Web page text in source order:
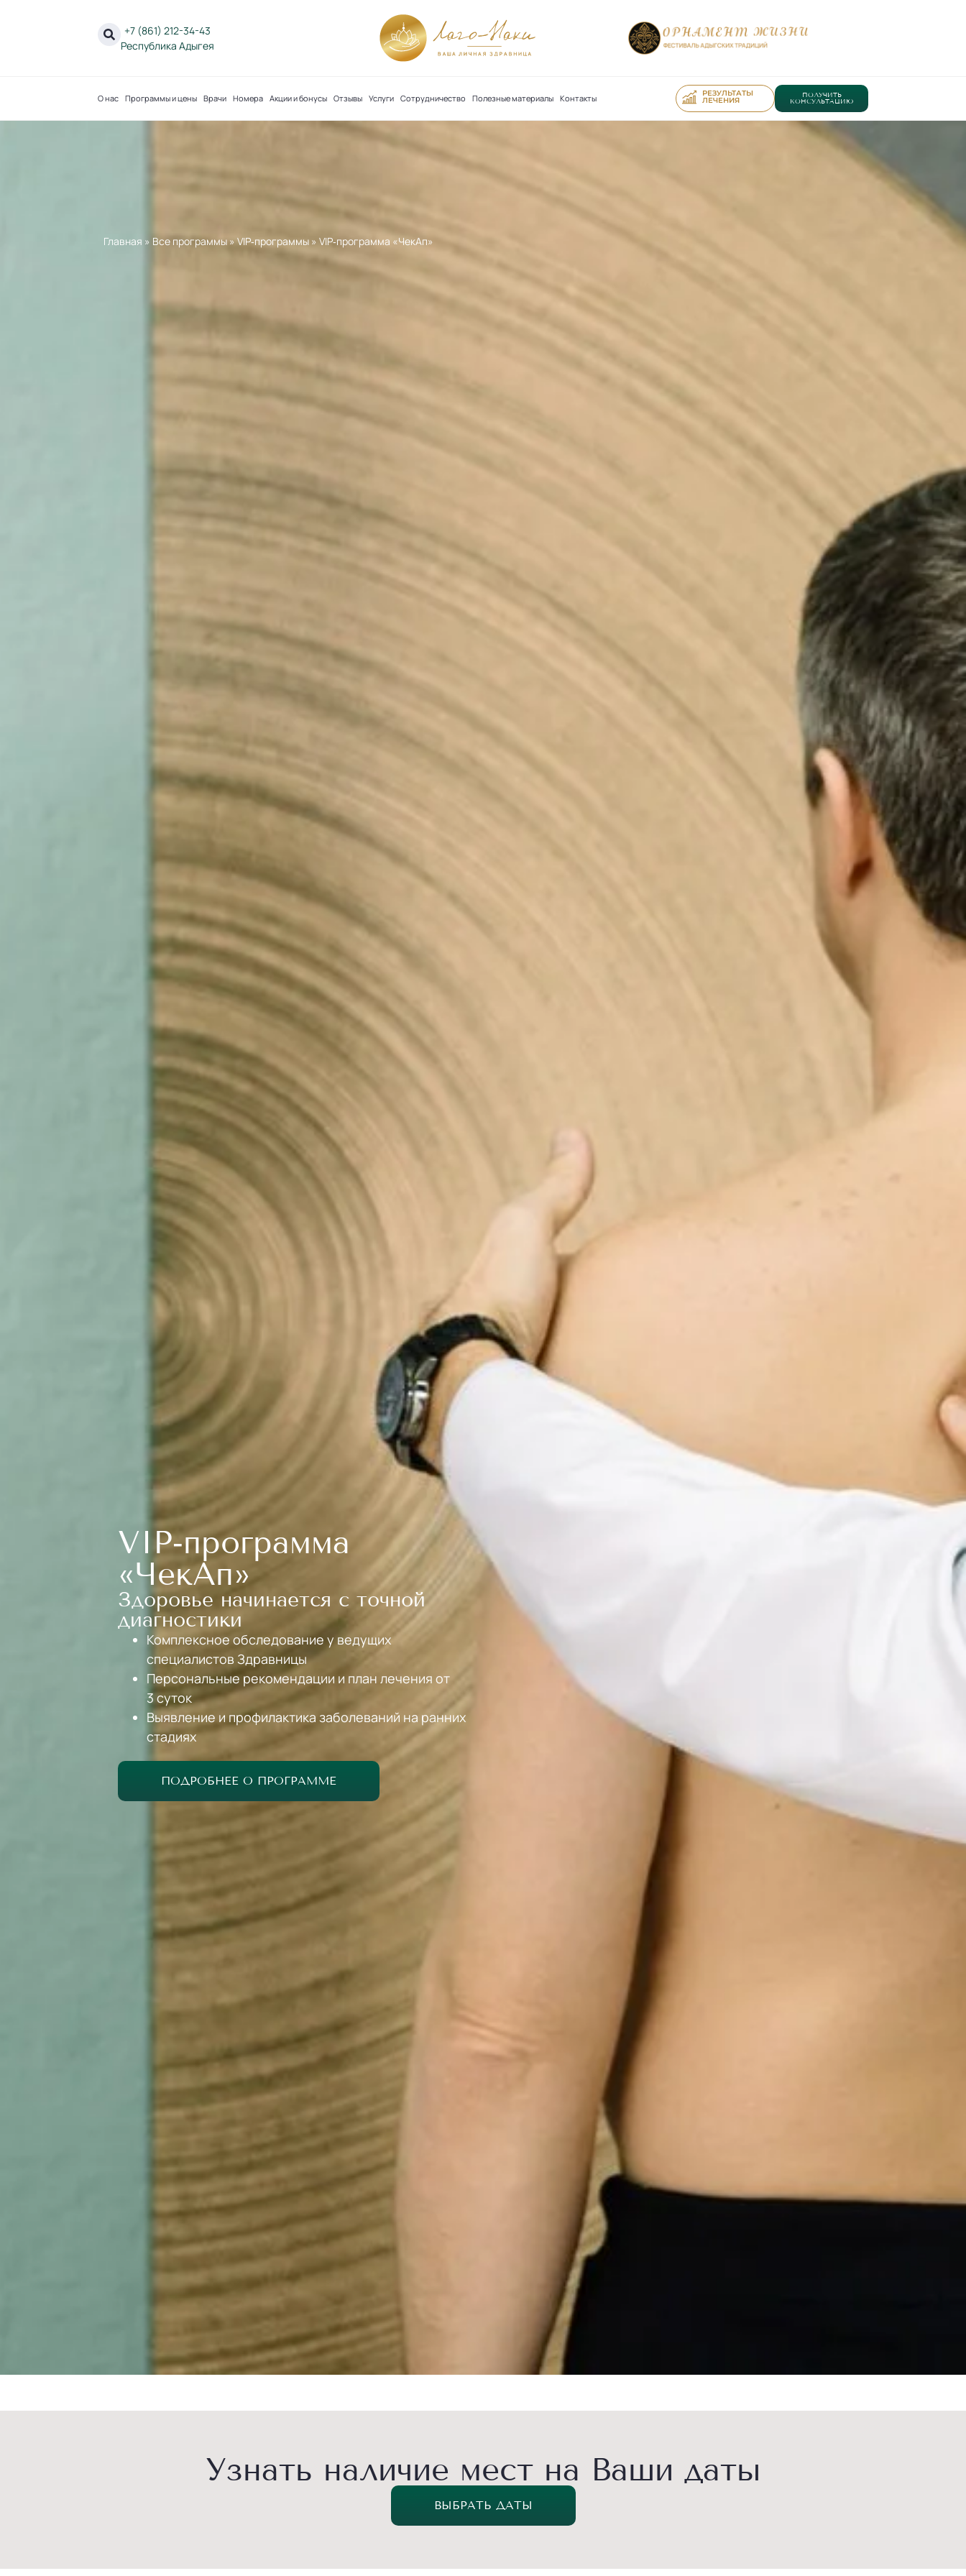
+7 (861) 212-34-43
Республика Адыгея
О нас Программы и цены Врачи Номера Акции и бонусы Отзывы Услуги Сотрудничество Полезные материалы Контакты РЕЗУЛЬТАТЫ
ЛЕЧЕНИЯ
ПОЛУЧИТЬ
КОНСУЛЬТАЦИЮ
Главная » Все программы»VIP‐программы» VIP‐программа «ЧекАп»
VIP‐программа
«ЧекАп»
Здоровье начинается с точной
диагностики
Комплексное обследование у ведущих
специалистов Здравницы
Персональные рекомендации и план лечения от
3 суток
Выявление и профилактика заболеваний на ранних
стадиях
ПОДРОБНЕЕ О ПРОГРАММЕ
Узнать наличие мест на Ваши даты
ВЫБРАТЬ ДАТЫ